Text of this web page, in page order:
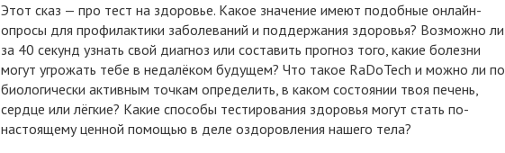
Этот сказ — про тест на здоровье. Какое значение имеют подобные онлайн-
опросы для профилактики заболеваний и поддержания здоровья? Возможно ли
за 40 секунд узнать свой диагноз или составить прогноз того, какие болезни
могут угрожать тебе в недалёком будущем? Что такое RaDoTech и можно ли по
биологически активным точкам определить, в каком состоянии твоя печень,
сердце или лёгкие? Какие способы тестирования здоровья могут стать по-
настоящему ценной помощью в деле оздоровления нашего тела?